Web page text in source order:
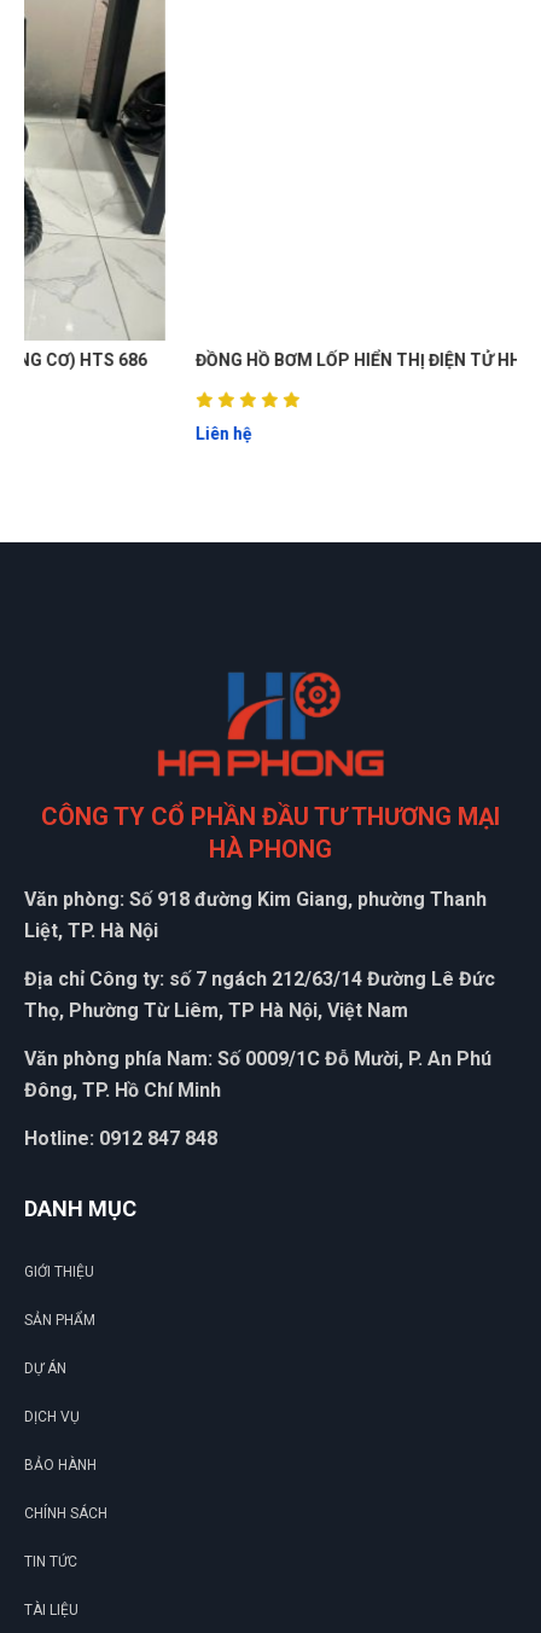
ĐỒNG HỒ BƠM LỐP HIỂN THỊ ĐIỆN TỬ HH00185
CÔNG TY CỔ PHẦN ĐẦU TƯ THƯƠNG MẠI
HÀ PHONG
Văn phòng: Số 918 đường Kim Giang, phường Thanh
Liệt, TP. Hà Nội
Địa chỉ Công ty: số 7 ngách 212/63/14 Đường Lê Đức
Thọ, Phường Từ Liêm, TP Hà Nội, Việt Nam
Văn phòng phía Nam: Số 0009/1C Đỗ Mười, P. An Phú
Đông, TP. Hồ Chí Minh
Hotline: 0912 847 848
DANH MỤC
GIỚI THIỆU
SẢN PHẨM
DỰ ÁN
DỊCH VỤ
BẢO HÀNH
CHÍNH SÁCH
TIN TỨC
TÀI LIỆU